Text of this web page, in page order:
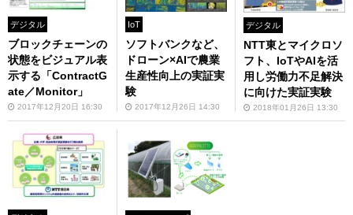
デジタル
ブロックチェーンの
状態をビジュアル表
示する「ContractG
ate／Monitor」
2017年12月20日 16:30
IoT
ソフトバンクなど、
ドローン×AIで農業
生産性向上の実証実
験
2017年12月26日 14:30
デジタル
NTT東とマイクロソ
フト、IoTやAIを活
用し労働力不足解決
に向けた実証実験
2018年01月26日 13:30